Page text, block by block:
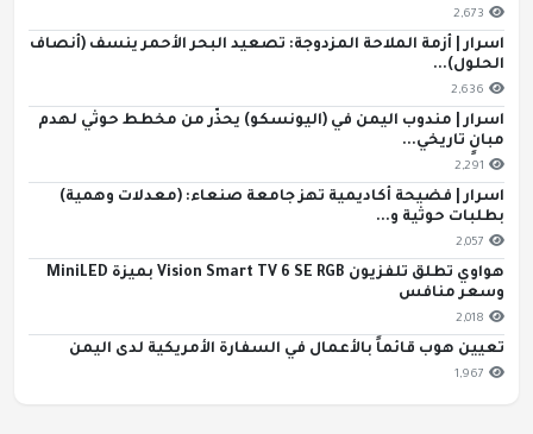
2,673
اسرار | أزمة الملاحة المزدوجة: تصعيد البحر الأحمر ينسف (أنصاف
الحلول)...
2,636
اسرار | مندوب اليمن في (اليونسكو) يحذّر من مخطط حوثي لهدم
مبانٍ تاريخي...
2,291
اسرار | فضيحة أكاديمية تهز جامعة صنعاء: (معدلات وهمية)
بطلبات حوثية و...
2,057
هواوي تطلق تلفزيون Vision Smart TV 6 SE RGB بميزة MiniLED
وسعر منافس
2,018
تعيين هوب قائماً بالأعمال في السفارة الأمريكية لدى اليمن
1,967